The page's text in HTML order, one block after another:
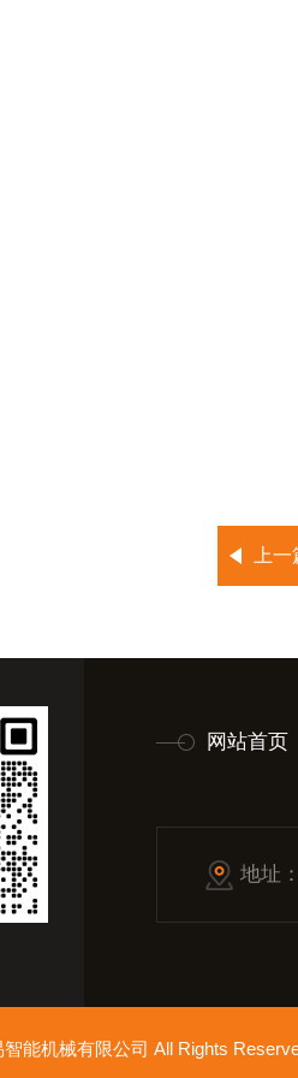
上
网站首页
地址
智能机械有限公司 All Rights